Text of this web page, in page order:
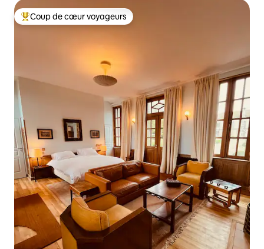
Coup de cœur voyageurs parmi les plus aimés
Coup de cœur voyageurs